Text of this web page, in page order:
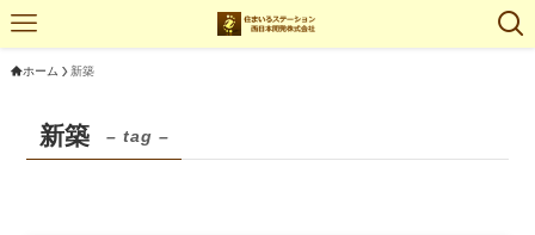
ホーム 新築
新築 – tag –